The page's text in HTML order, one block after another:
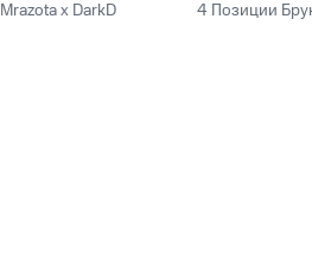
Mrazota x DarkD 4 Позиции